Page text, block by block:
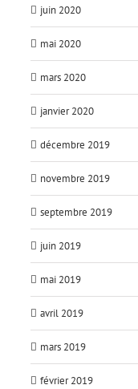
juin 2020
mai 2020
mars 2020
janvier 2020
décembre 2019
novembre 2019
septembre 2019
juin 2019
mai 2019
avril 2019
mars 2019
février 2019